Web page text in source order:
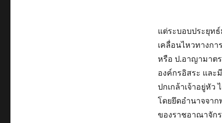
แต่ระบอบประยุท
เคลื่อนไหวทางก
หรือ ป.อาญามาต
องค์กรอิสระ แล
ปกเกล้าเจ้าอยู่หั
โดยยึดอำนาจจาก
ของราชอาณาจัก